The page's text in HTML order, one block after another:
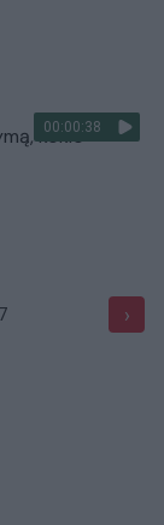
00:00:38
kokio
7 ›